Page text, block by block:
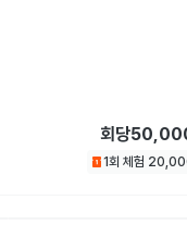
회당
1회 체험